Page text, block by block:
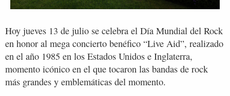
Hoy jueves 13 de julio se celebra el Día Mundial del Rock
en honor al mega concierto benéfico “Live Aid”, realizado
en el año 1985 en los Estados Unidos e Inglaterra,
momento icónico en el que tocaron las bandas de rock
más grandes y emblemáticas del momento.